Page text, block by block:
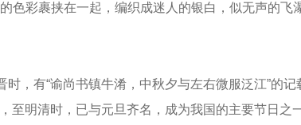
彩裹挟在一起，编织成迷人的银白，似无声的飞
，有“谕尚书镇牛淆，中秋夕与左右微服泛江”的记
至明清时，已与元旦齐名，成为我国的主要节日之